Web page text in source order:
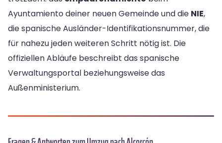
Ayuntamiento deiner neuen Gemeinde und die NIE,
die spanische Ausländer-Identifikationsnummer, die
für nahezu jeden weiteren Schritt nötig ist. Die
offiziellen Abläufe beschreibt das spanische
Verwaltungsportal beziehungsweise das
Außenministerium.